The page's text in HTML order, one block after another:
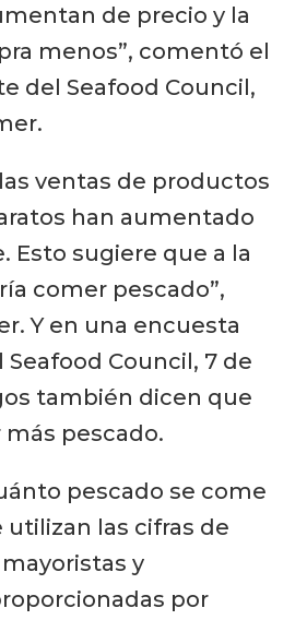
de precio y la
menos”, comentó el
del Seafood Council,
ventas de productos
han aumentado
Esto sugiere que a la
comer pescado”,
Y en una encuesta
Seafood Council, 7 de
también dicen que
pescado.
pescado se come
utilizan las cifras de
y
por